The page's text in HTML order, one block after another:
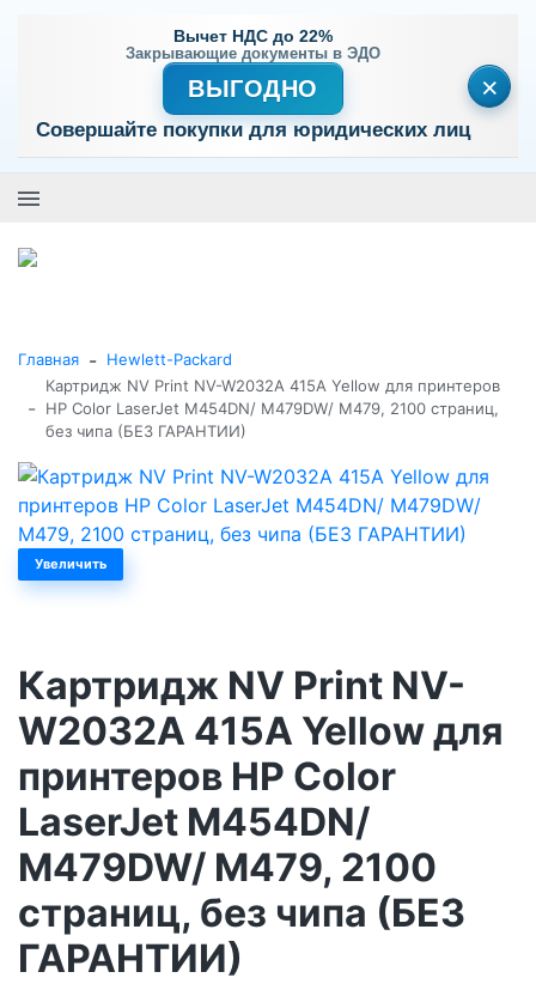
Вычет НДС до 22%
Закрывающие документы в ЭДО
ВЫГОДНО
Совершайте покупки для юридических лиц
×
Главная - Hewlett-Packard
-
Картридж NV Print NV-W2032A 415A Yellow для принтеров
HP Color LaserJet M454DN/ M479DW/ M479, 2100 страниц,
без чипа (БЕЗ ГАРАНТИИ)
Увеличить
Картридж NV Print NV-
W2032A 415A Yellow для
принтеров HP Color
LaserJet M454DN/
M479DW/ M479, 2100
страниц, без чипа (БЕЗ
ГАРАНТИИ)